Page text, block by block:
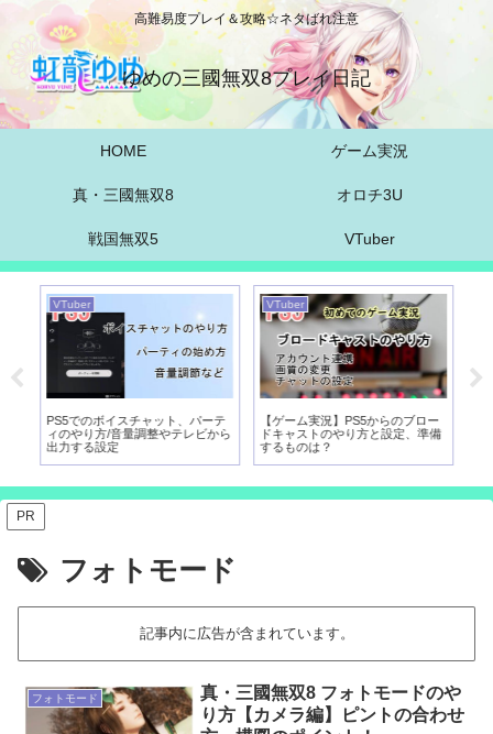
高難易度プレイ＆攻略☆ネタばれ注意
ゆめの三國無双8プレイ日記
HOME ゲーム実況
真・三國無双8 オロチ3U
戦国無双5 VTuber
VTuber
PS5でのボイスチャット、パーテ
ィのやり方/音量調整やテレビから
出力する設定
VTuber
【ゲーム実況】PS5からのブロー
ドキャストのやり方と設定、準備
するものは？
PR
フォトモード
記事内に広告が含まれています。
フォトモード
真・三國無双8 フォトモードのや
り方【カメラ編】ピントの合わせ